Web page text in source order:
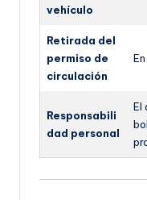
vehículo
Retirada del
permiso de
circulación
Responsabili
dad personal
El